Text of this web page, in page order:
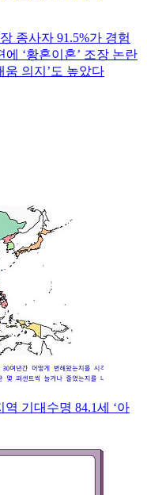
종사자 91.5%가 경험
에 ‘황혼이혼’ 조장 논란
움 의지’도 높았다
기대수명 84.1세 ‘아